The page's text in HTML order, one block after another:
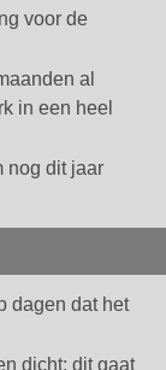
voor de
al
in een heel
nog dit jaar
dagen dat het
dicht: dit gaat